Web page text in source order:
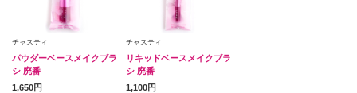
チャスティ
パウダーベースメイクブラ
シ 廃番
1,650円
チャスティ
リキッドベースメイクブラ
シ 廃番
1,100円